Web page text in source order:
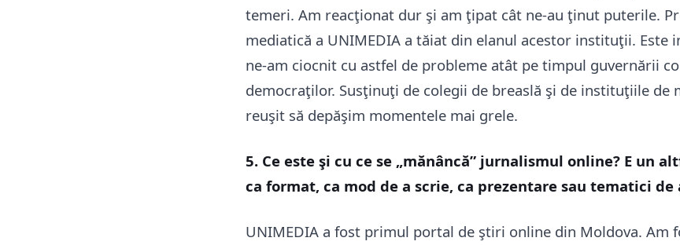
temeri. Am reacţionat dur şi am ţipat cât ne-au ţinut puterile.
mediatică a UNIMEDIA a tăiat din elanul acestor instituţii. Este
ne-am ciocnit cu astfel de probleme atât pe timpul guvernării
democraţilor. Susţinuţi de colegii de breaslă şi de instituţiile de
reuşit să depăşim momentele mai grele.
5. Ce este şi cu ce se „mănâncă” jurnalismul online? E un
ca format, ca mod de a scrie, ca prezentare sau tematici de
UNIMEDIA a fost primul portal de ştiri online din Moldova. Am